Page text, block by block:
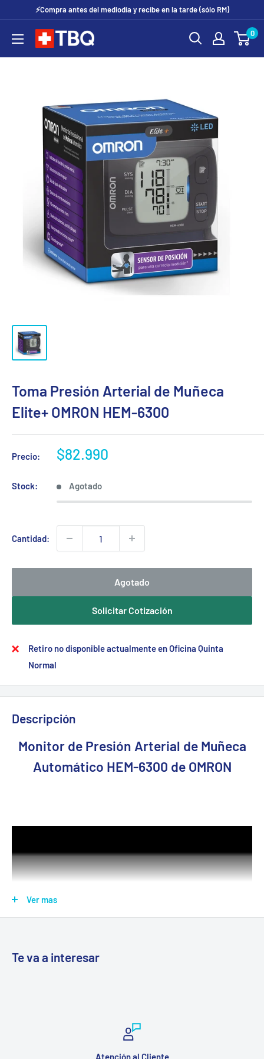
contenido
⚡Compra antes del mediodía y recibe en la tarde (sólo RM)
tubotiquin.cl 0
Toma Presión Arterial de Muñeca
Elite+ OMRON HEM-6300
Precio:
Precio
venta
$82.990
Stock: Agotado
Cantidad:
Agotado
Solicitar Cotización
Retiro no disponible actualmente en Oficina Quinta
Normal
Descripción
Monitor de Presión Arterial de Muñeca
Automático HEM-6300 de OMRON
Detector de latido irregular
Ver mas
Te va a interesar
Atención al Cliente